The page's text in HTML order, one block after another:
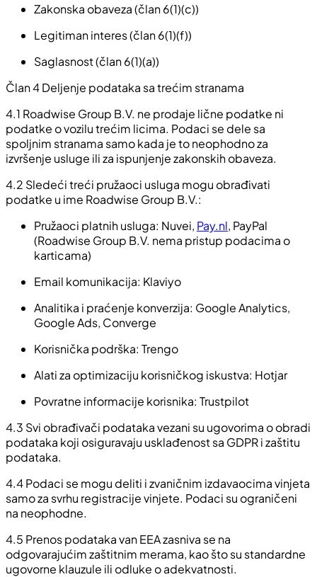
Zakonska obaveza (član 6(1)(c))
Legitiman interes (član 6(1)(f))
Saglasnost (član 6(1)(a))
Član 4 Deljenje podataka sa trećim stranama
4.1 Roadwise Group B.V. ne prodaje lične podatke ni
podatke o vozilu trećim licima. Podaci se dele sa
spoljnim stranama samo kada je to neophodno za
izvršenje usluge ili za ispunjenje zakonskih obaveza.
4.2 Sledeći treći pružaoci usluga mogu obrađivati
podatke u ime Roadwise Group B.V.:
Pružaoci platnih usluga: Nuvei, Pay.nl, PayPal
(Roadwise Group B.V. nema pristup podacima o
karticama)
Email komunikacija: Klaviyo
Analitika i praćenje konverzija: Google Analytics,
Google Ads, Converge
Korisnička podrška: Trengo
Alati za optimizaciju korisničkog iskustva: Hotjar
Povratne informacije korisnika: Trustpilot
4.3 Svi obrađivači podataka vezani su ugovorima o obradi
podataka koji osiguravaju usklađenost sa GDPR i zaštitu
podataka.
4.4Podaci se mogu deliti i zvaničnim izdavaocima vinjeta
samo za svrhu registracije vinjete. Podaci su ograničeni
na neophodne.
4.5 Prenos podataka van EEA zasniva se na
odgovarajućim zaštitnim merama, kao što su standardne
ugovorne klauzule ili odluke o adekvatnosti.